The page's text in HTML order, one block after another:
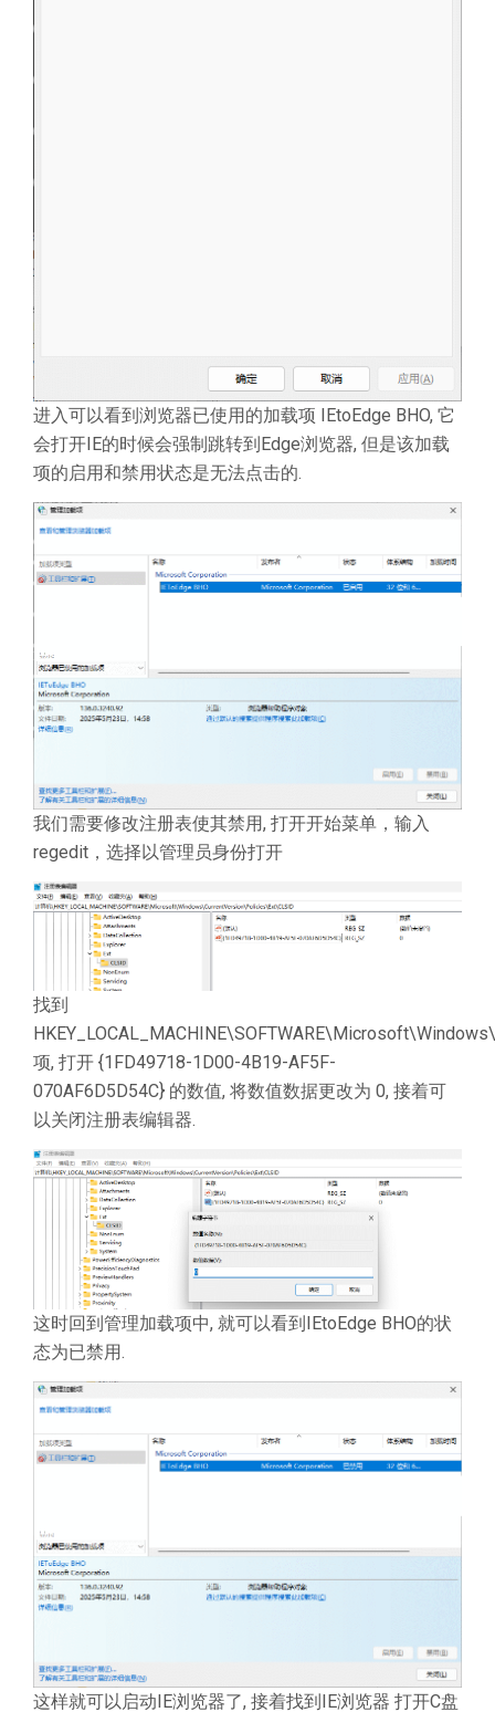
进入可以看到浏览器已使用的加载项 IEtoEdge BHO, 它
会打开IE的时候会强制跳转到Edge浏览器, 但是该加载
项的启用和禁用状态是无法点击的.
我们需要修改注册表使其禁用, 打开开始菜单，输入
regedit，选择以管理员身份打开
找到
项, 打开 {1FD49718-1D00-4B19-AF5F-
070AF6D5D54C} 的数值, 将数值数据更改为 0, 接着可
以关闭注册表编辑器.
这时回到管理加载项中, 就可以看到IEtoEdge BHO的状
态为已禁用.
这样就可以启动IE浏览器了, 接着找到IE浏览器 打开C盘